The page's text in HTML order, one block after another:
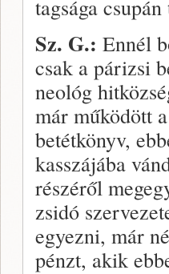
tagsága
Sz. G.: Ennél
csak a párizsi
neológ
már működött
betétkönyv,
kasszájába
részéről
zsidó
egyezni, már
pénzt, akik